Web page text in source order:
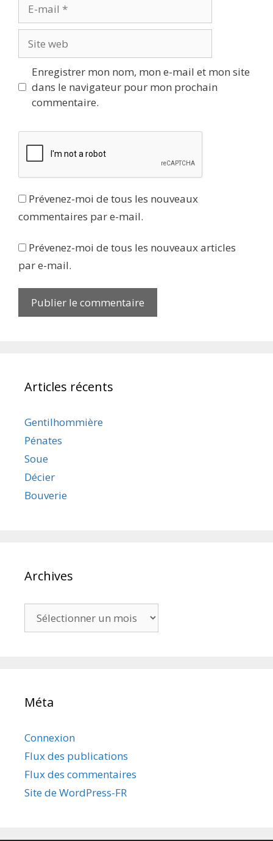
mail
web
Enregistrer mon nom, mon e-mail et mon site
dans le navigateur pour mon prochain
commentaire.
Prévenez-moi de tous les nouveaux
commentaires par e-mail.
Prévenez-moi de tous les nouveaux articles
par e-mail.
Articles récents
Gentilhommière
Pénates
Soue
Décier
Bouverie
Archives
Méta
Connexion
Flux des publications
Flux des commentaires
Site de WordPress-FR